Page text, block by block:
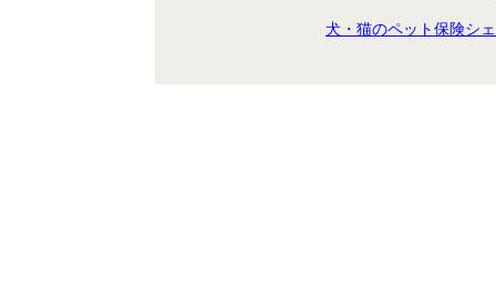
犬・猫のペット保険シ